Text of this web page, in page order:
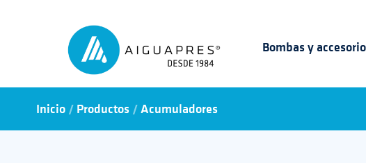
Bombas y
Inicio / Productos /Acumuladores